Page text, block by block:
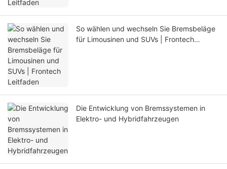
So wählen und wechseln Sie Bremsbeläge
für Limousinen und SUVs | Frontech
Die Entwicklung von Bremssystemen in
Elektro- und Hybridfahrzeugen